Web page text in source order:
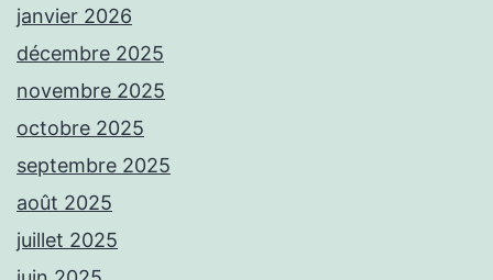
janvier 2026
décembre 2025
novembre 2025
octobre 2025
septembre 2025
août 2025
juillet 2025